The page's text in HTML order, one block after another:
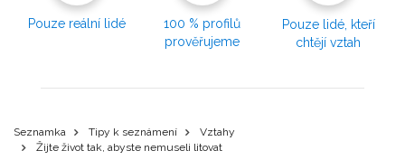
Pouze reální lidé
100 % profilů
prověřujeme
Pouze lidé, kteří
chtějí vztah
Seznamka Tipy k seznámení
Vztahy
Žijte život tak, abyste nemuseli litovat